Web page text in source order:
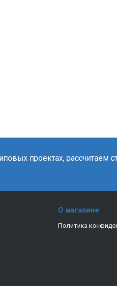
проектах, рассчитаем
О магазине
Политика